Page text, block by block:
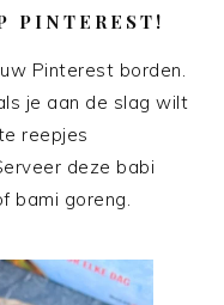
PINTEREST!
Pinterest borden.
je aan de slag wilt
reepjes
deze babi
bami goreng.